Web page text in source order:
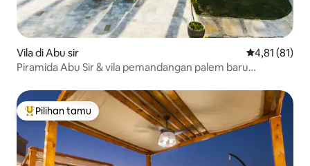
Vila di Abu sir Nilai rata-
4,81 (81)
Piramida Abu Sir & vila pemandangan palem baru
Pilihan tamu terpopuler
Pilihan tamu